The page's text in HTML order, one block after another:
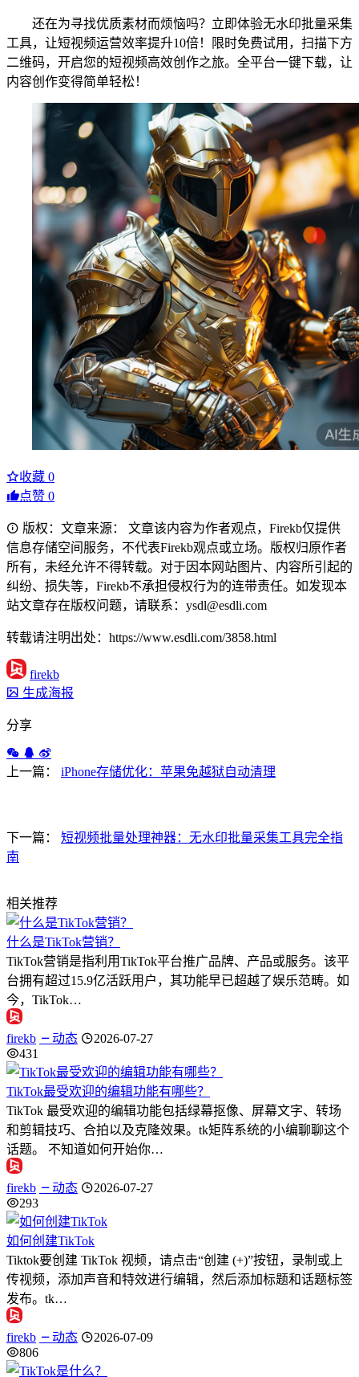
还在为寻找优质素材而烦恼吗？立即体验无水印批量采集
工具，让短视频运营效率提升10倍！限时免费试用，扫描下方
二维码，开启您的短视频高效创作之旅。全平台一键下载，让
内容创作变得简单轻松！
收藏 0
点赞 0
版权：文章来源： 文章该内容为作者观点，Firekb仅提供
信息存储空间服务，不代表Firekb观点或立场。版权归原作者
所有，未经允许不得转载。对于因本网站图片、内容所引起的
纠纷、损失等，Firekb不承担侵权行为的连带责任。如发现本
站文章存在版权问题，请联系：ysdl@esdli.com
转载请注明出处：https://www.esdli.com/3858.html
firekb
生成海报
分享
上一篇： iPhone存储优化：苹果免越狱自动清理
下一篇：
短视频批量处理神器：无水印批量采集工具完全指
南
相关推荐
什么是TikTok营销？
TikTok营销是指利用TikTok平台推广品牌、产品或服务。该平
台拥有超过15.9亿活跃用户，其功能早已超越了娱乐范畴。如
今，TikTok…
firekb 动态
2026-07-27
431
TikTok最受欢迎的编辑功能有哪些？
TikTok 最受欢迎的编辑功能包括绿幕抠像、屏幕文字、转场
和剪辑技巧、合拍以及克隆效果。tk矩阵系统的小编聊聊这个
话题。 不知道如何开始你…
firekb 动态
2026-07-27
293
如何创建TikTok
Tiktok要创建 TikTok 视频，请点击“创建 (+)”按钮，录制或上
传视频，添加声音和特效进行编辑，然后添加标题和话题标签
发布。tk…
firekb 动态
2026-07-09
806